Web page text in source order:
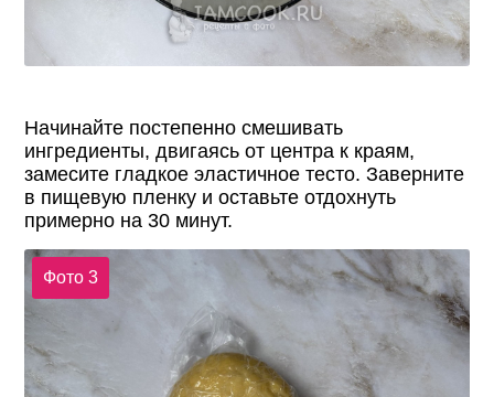
Начинайте постепенно смешивать
ингредиенты, двигаясь от центра к краям,
замесите гладкое эластичное тесто. Заверните
в пищевую пленку и оставьте отдохнуть
примерно на 30 минут.
Фото 3